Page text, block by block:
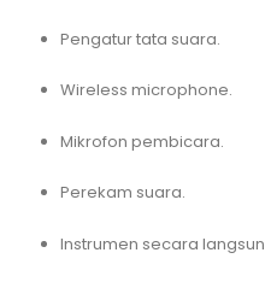
Pengatur tata suara.
Wireless microphone.
Mikrofon pembicara.
Perekam suara.
Instrumen secara